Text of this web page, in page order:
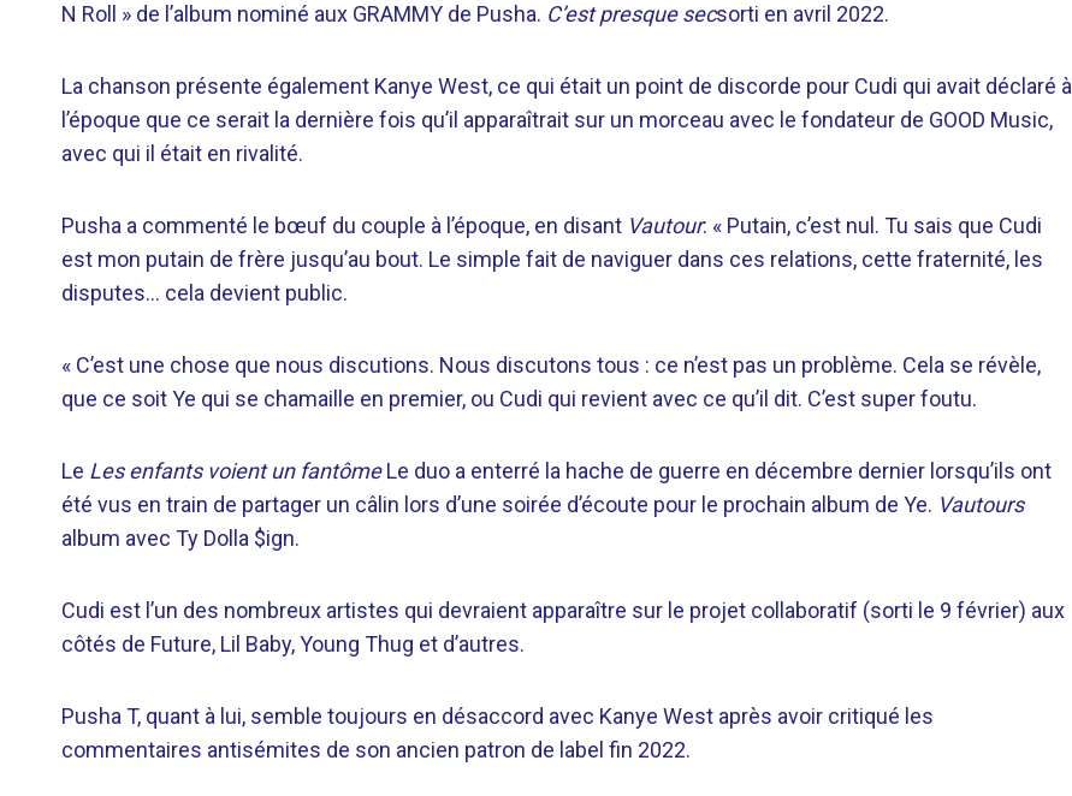
N Roll » de l’album nominé aux GRAMMY de Pusha. C’est presque secsorti en avril 2022.
La chanson présente également Kanye West, ce qui était un point de discorde pour Cudi qui avait déclaré à
l’époque que ce serait la dernière fois qu’il apparaîtrait sur un morceau avec le fondateur de GOOD Music,
avec qui il était en rivalité.
Pusha a commenté le bœuf du couple à l’époque, en disant Vautour: « Putain, c’est nul. Tu sais que Cudi
est mon putain de frère jusqu’au bout. Le simple fait de naviguer dans ces relations, cette fraternité, les
disputes… cela devient public.
« C’est une chose que nous discutions. Nous discutons tous : ce n’est pas un problème. Cela se révèle,
que ce soit Ye qui se chamaille en premier, ou Cudi qui revient avec ce qu’il dit. C’est super foutu.
Le Les enfants voient un fantômeLe duo a enterré la hache de guerre en décembre dernier lorsqu’ils ont
été vus en train de partager un câlin lors d’une soirée d’écoute pour le prochain album de Ye. Vautours
album avec Ty Dolla $ign.
Cudi est l’un des nombreux artistes qui devraient apparaître sur le projet collaboratif (sorti le 9 février) aux
côtés de Future, Lil Baby, Young Thug et d’autres.
Pusha T, quant à lui, semble toujours en désaccord avec Kanye West après avoir critiqué les
commentaires antisémites de son ancien patron de label fin 2022.